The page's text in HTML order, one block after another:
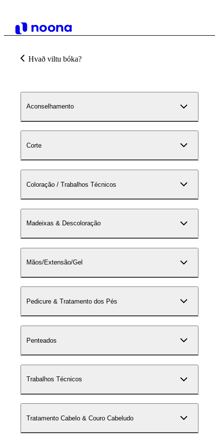
Hvað viltu bóka?
Aconselhamento
Corte
Coloração / Trabalhos Técnicos
Madeixas & Descoloração
Mãos/Extensão/Gel
Pedicure & Tratamento dos Pés
Penteados
Trabalhos Técnicos
Tratamento Cabelo & Couro Cabeludo